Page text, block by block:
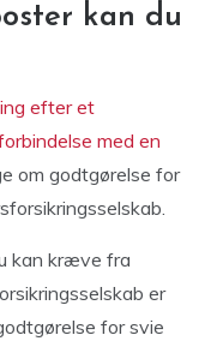
kan du
efter et
med en
om godtgørelse for
kan kræve fra
er
for svie